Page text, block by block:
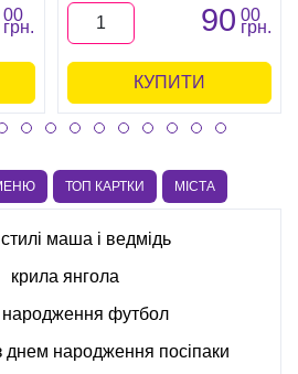
00
грн. 90 00
грн.
КУПИТИ
ТОП КАРТКИ МІСТА
маша і ведмідь
крила янгола
народження футбол
днем народження посіпаки